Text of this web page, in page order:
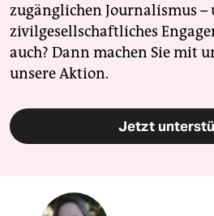
zugänglichen Journalismus –
zivilgesellschaftliches
auch? Dann machen Sie mit
unsere Aktion.
Jetzt